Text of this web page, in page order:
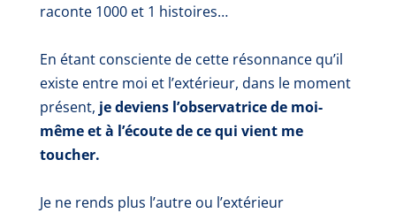
raconte 1000 et 1 histoires…
En étant consciente de cette résonnance qu’il
existe entre moi et l’extérieur, dans le moment
présent, je deviens l’observatrice de moi-
même et à l’écoute de ce qui vient me
toucher.
Je ne rends plus l’autre ou l’extérieur